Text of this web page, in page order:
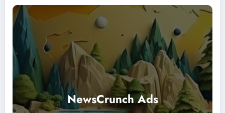
NewsCrunch Ads